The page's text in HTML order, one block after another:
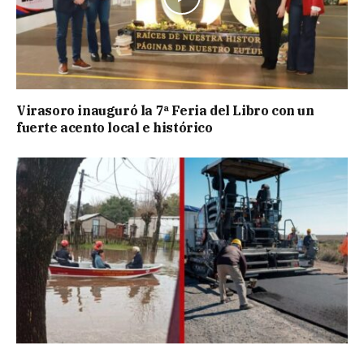
Virasoro inauguró la 7ª Feria del Libro con un
fuerte acento local e histórico